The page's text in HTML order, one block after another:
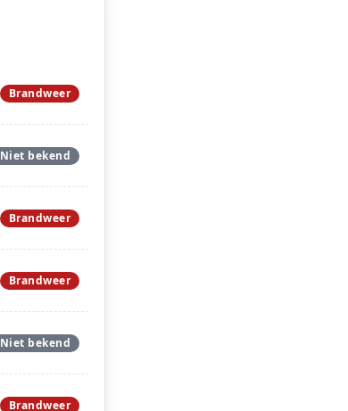
Brandweer
Niet bekend
Brandweer
Brandweer
Niet bekend
Brandweer